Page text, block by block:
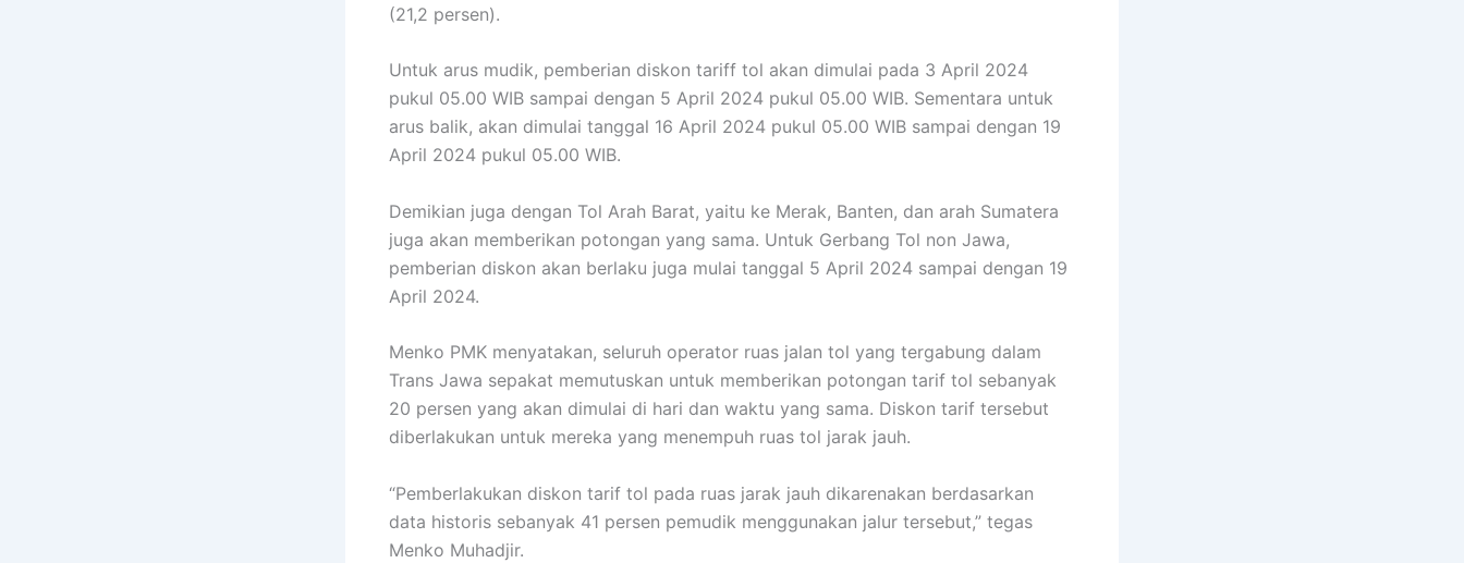
(21,2 persen).
Untuk arus mudik, pemberian diskon tariff tol akan dimulai pada 3 April 2024
pukul 05.00 WIB sampai dengan 5 April 2024 pukul 05.00 WIB. Sementara untuk
arus balik, akan dimulai tanggal 16 April 2024 pukul 05.00 WIB sampai dengan 19
April 2024 pukul 05.00 WIB.
Demikian juga dengan Tol Arah Barat, yaitu ke Merak, Banten, dan arah Sumatera
juga akan memberikan potongan yang sama. Untuk Gerbang Tol non Jawa,
pemberian diskon akan berlaku juga mulai tanggal 5 April 2024 sampai dengan 19
April 2024.
Menko PMK menyatakan, seluruh operator ruas jalan tol yang tergabung dalam
Trans Jawa sepakat memutuskan untuk memberikan potongan tarif tol sebanyak
20 persen yang akan dimulai di hari dan waktu yang sama. Diskon tarif tersebut
diberlakukan untuk mereka yang menempuh ruas tol jarak jauh.
“Pemberlakukan diskon tarif tol pada ruas jarak jauh dikarenakan berdasarkan
data historis sebanyak 41 persen pemudik menggunakan jalur tersebut,” tegas
Menko Muhadjir.